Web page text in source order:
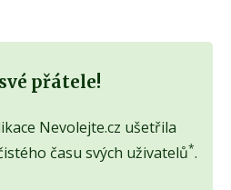
přátele!
Nevolejte.cz ušetřila
času svých uživatelů*.